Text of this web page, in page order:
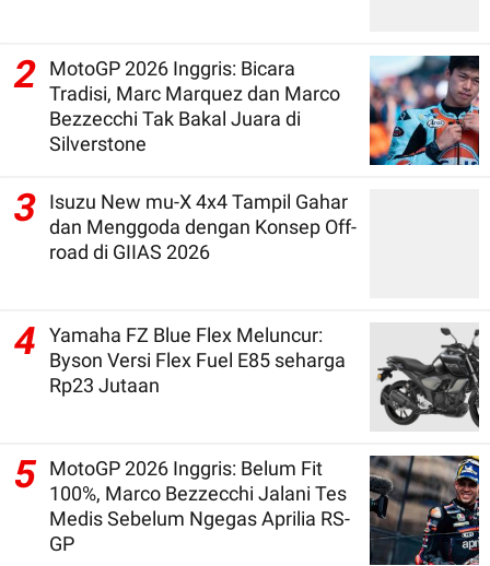
2
MotoGP 2026 Inggris: Bicara
Tradisi, Marc Marquez dan Marco
Bezzecchi Tak Bakal Juara di
Silverstone
3
Isuzu New mu-X 4x4 Tampil Gahar
dan Menggoda dengan Konsep Off-
road di GIIAS 2026
4
Yamaha FZ Blue Flex Meluncur:
Byson Versi Flex Fuel E85 seharga
Rp23 Jutaan
5 MotoGP 2026 Inggris: Belum Fit
100%, Marco Bezzecchi Jalani Tes
Medis Sebelum Ngegas Aprilia RS-
GP